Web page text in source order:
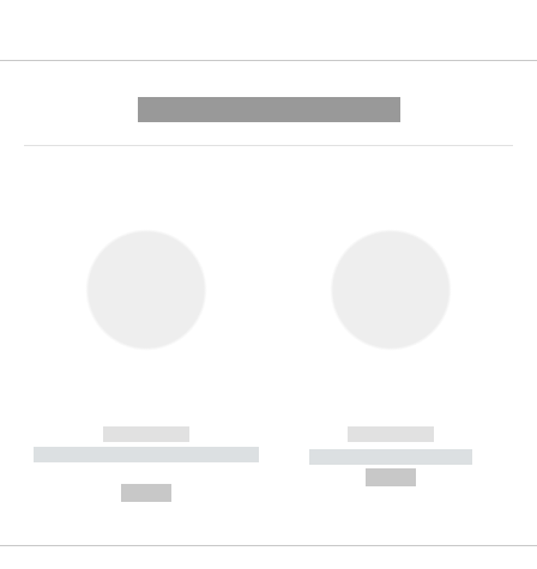
------------
----------- ----------- --------
------------
----------- -----------